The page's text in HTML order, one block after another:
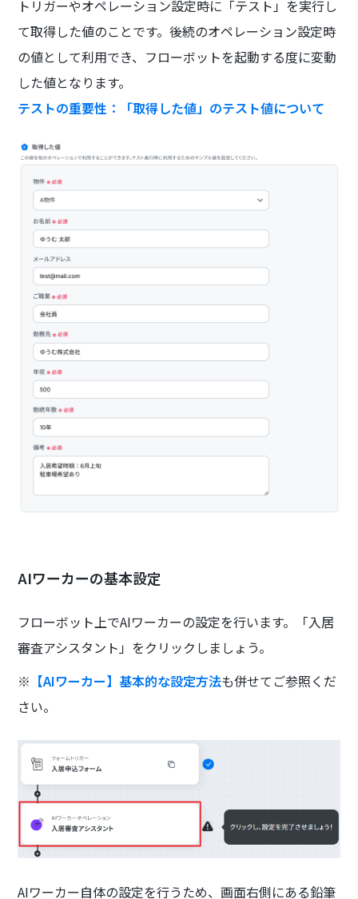
トリガーやオペレーション設定時に「テスト」を実行し
て取得した値のことです。後続のオペレーション設定時
の値として利用でき、フローボットを起動する度に変動
した値となります。
テストの重要性：「取得した値」のテスト値について
AIワーカーの基本設定
フローボット上でAIワーカーの設定を行います。「入居
審査アシスタント」をクリックしましょう。
※ 【AIワーカー】基本的な設定方法も併せてご参照くだ
さい。
AIワーカー自体の設定を行うため、画面右側にある鉛筆